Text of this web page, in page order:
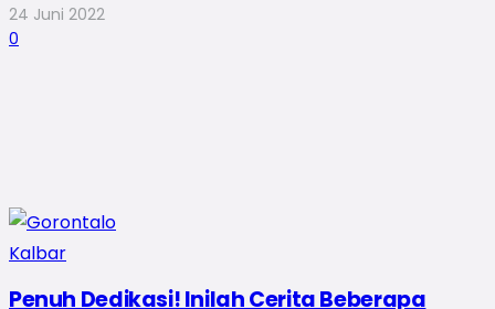
24 Juni 2022
0
Penuh Dedikasi! Inilah Cerita Beberapa